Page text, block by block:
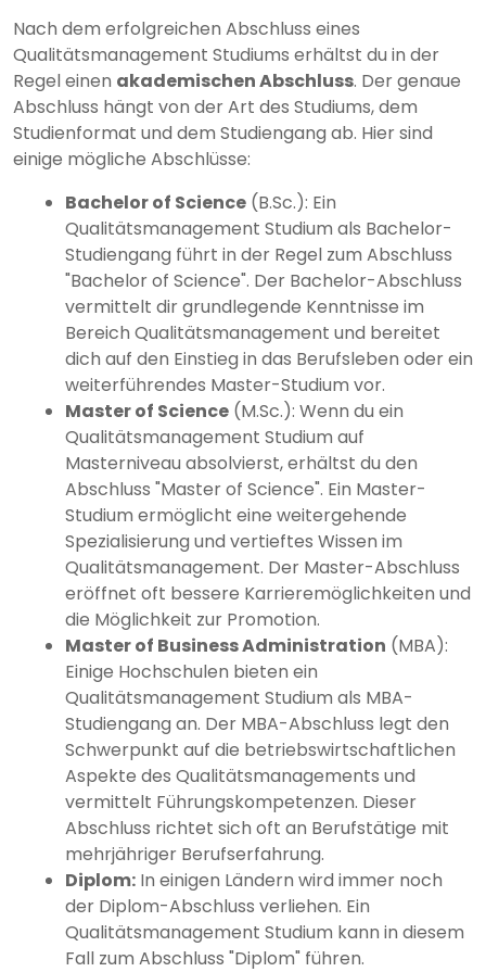
Nach dem erfolgreichen Abschluss eines
Qualitätsmanagement Studiums erhältst du in der
Regel einen akademischen Abschluss. Der genaue
Abschluss hängt von der Art des Studiums, dem
Studienformat und dem Studiengang ab. Hier sind
einige mögliche Abschlüsse:
Bachelor of Science (B.Sc.): Ein
Qualitätsmanagement Studium als Bachelor-
Studiengang führt in der Regel zum Abschluss
"Bachelor of Science". Der Bachelor-Abschluss
vermittelt dir grundlegende Kenntnisse im
Bereich Qualitätsmanagement und bereitet
dich auf den Einstieg in das Berufsleben oder ein
weiterführendes Master-Studium vor.
Master of Science (M.Sc.): Wenn du ein
Qualitätsmanagement Studium auf
Masterniveau absolvierst, erhältst du den
Abschluss "Master of Science". Ein Master-
Studium ermöglicht eine weitergehende
Spezialisierung und vertieftes Wissen im
Qualitätsmanagement. Der Master-Abschluss
eröffnet oft bessere Karrieremöglichkeiten und
die Möglichkeit zur Promotion.
Master of Business Administration (MBA):
Einige Hochschulen bieten ein
Qualitätsmanagement Studium als MBA-
Studiengang an. Der MBA-Abschluss legt den
Schwerpunkt auf die betriebswirtschaftlichen
Aspekte des Qualitätsmanagements und
vermittelt Führungskompetenzen. Dieser
Abschluss richtet sich oft an Berufstätige mit
mehrjähriger Berufserfahrung.
Diplom: In einigen Ländern wird immer noch
der Diplom-Abschluss verliehen. Ein
Qualitätsmanagement Studium kann in diesem
Fall zum Abschluss "Diplom" führen.